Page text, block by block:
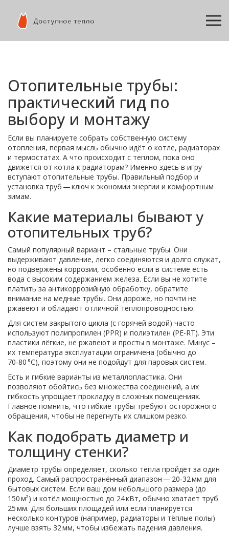
Отопительные трубы:
практический гид по
выбору и монтажу
Если вы планируете собрать собственную систему
отопления, первая мысль обычно идёт о котле, радиаторах
и термостатах. А что происходит с теплом, пока оно
движется от котла к радиаторам? Именно здесь в игру
вступают отопительные трубы. Правильный подбор и
установка труб — ключ к экономии энергии и комфортным
зимам.
Какие материалы бывают у
отопительных труб?
Самый популярный вариант – стальные трубы. Они
выдерживают давление, легко соединяются и долго служат,
но подвержены коррозии, особенно если в системе есть
вода с высоким содержанием железа. Если вы не хотите
платить за антикоррозийную обработку, обратите
внимание на медные трубы. Они дороже, но почти не
ржавеют и обладают отличной теплопроводностью.
Для систем закрытого цикла (с горячей водой) часто
используют полипропилен (PPR) и полиэтилен (PE-RT). Эти
пластики лёгкие, не ржавеют и просты в монтаже. Минус –
их температура эксплуатации ограничена (обычно до
70‑80 °C), поэтому они не подойдут для паровых систем.
Есть и гибкие варианты из металлопластика. Они
позволяют обойтись без множества соединений, а их
гибкость упрощает прокладку в сложных помещениях.
Главное помнить, что гибкие трубы требуют осторожного
обращения, чтобы не перегнуть их слишком резко.
Как подобрать диаметр и
толщину стенки?
Диаметр трубы определяет, сколько тепла пройдёт за один
проход. Самый распространённый диапазон — 20‑32 мм для
бытовых систем. Если ваш дом небольшого размера (до
150 м²) и котёл мощностью до 24 кВт, обычно хватает труб
25 мм. Для больших площадей или если планируется
несколько контуров (например, радиаторы и тёплые полы)
лучше взять 32 мм, чтобы избежать падения давления.